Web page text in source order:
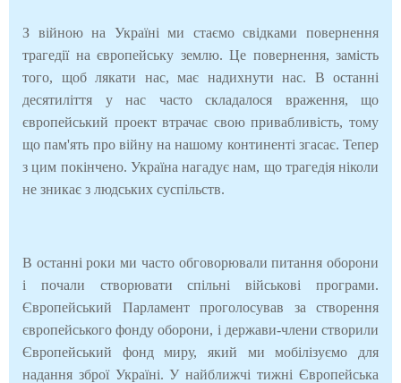
З війною на Україні ми стаємо свідками повернення
трагедії на європейську землю. Це повернення, замість
того, щоб лякати нас, має надихнути нас. В останні
десятиліття у нас часто складалося враження, що
європейський проект втрачає свою привабливість, тому
що пам'ять про війну на нашому континенті згасає. Тепер
з цим покінчено. Україна нагадує нам, що трагедія ніколи
не зникає з людських суспільств.
В останні роки ми часто обговорювали питання оборони
і почали створювати спільні військові програми.
Європейський Парламент проголосував за створення
європейського фонду оборони, і держави-члени створили
Європейський фонд миру, який ми мобілізуємо для
надання зброї Україні. У найближчі тижні Європейська